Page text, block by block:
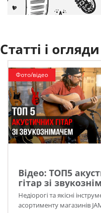
Статті і огляди
Фото/відео
Відео: ТОП5
гітар зі
Недіорогі та якісні
асортименту магазинів